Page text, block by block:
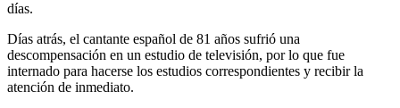
días.
Días atrás, el cantante español de 81 años sufrió una
descompensación en un estudio de televisión, por lo que fue
internado para hacerse los estudios correspondientes y recibir la
atención de inmediato.